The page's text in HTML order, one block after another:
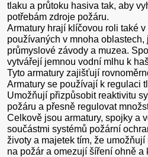
tlaku a průtoku hasiva tak, aby
potřebám zdroje požáru.
Armatury hrají klíčovou roli také
používaných v mnoha oblastech,
průmyslové závody a muzea.
vytvářejí jemnou vodní mlhu k
Tyto armatury zajišťují
Armatury se používají k regulaci
Umožňují přizpůsobit reaktivitu
požáru a přesně regulovat
Celkově jsou armatury, spojky a
součástmi systémů požární
životy a majetek tím, že
na požár a omezují šíření ohně a